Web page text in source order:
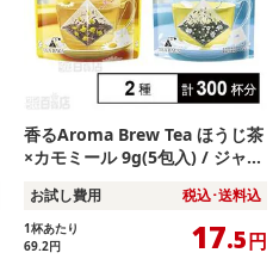
香るAroma Brew Tea ほうじ茶
×カモミール 9g(5包入) / ジャス
入)
お試し費用 税込･送料込
1杯あたり
69.2円 17.5円